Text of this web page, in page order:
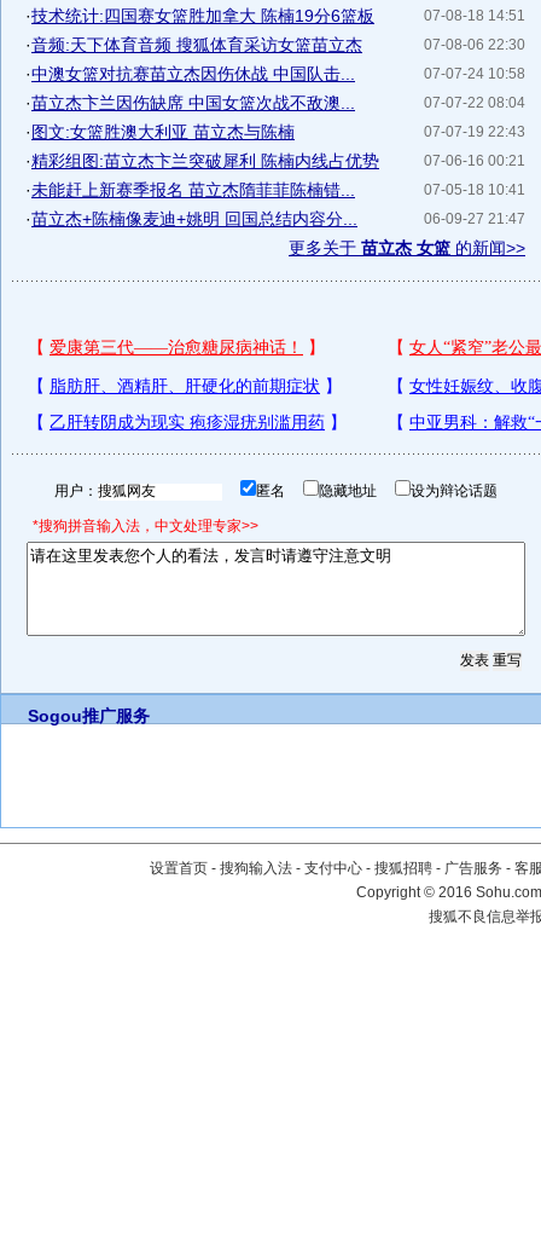
07-08-18 14:51
·技术统计:四国赛女篮胜加拿大 陈楠19分6篮板
07-08-06 22:30
·音频:天下体育音频 搜狐体育采访女篮苗立杰
07-07-24 10:58
·中澳女篮对抗赛苗立杰因伤休战 中国队击...
07-07-22 08:04
·苗立杰卞兰因伤缺席 中国女篮次战不敌澳...
07-07-19 22:43
·图文:女篮胜澳大利亚 苗立杰与陈楠
07-06-16 00:21
·精彩组图:苗立杰卞兰突破犀利 陈楠内线占优势
07-05-18 10:41
·未能赶上新赛季报名 苗立杰隋菲菲陈楠错...
06-09-27 21:47
·苗立杰+陈楠像麦迪+姚明 回国总结内容分...
更多关于 苗立杰 女篮 的新闻>>
用户： 匿名 隐藏地址 设为辩论话题
*搜狗拼音输入法，中文处理专家>>
Sogou推广服务
设置首页 - 搜狗输入法 - 支付中心 - 搜狐招聘 - 广告服务 - 客
Copyright©2016
搜狐不良信息举